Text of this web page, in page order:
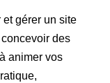
gérer un site
des
animer vos